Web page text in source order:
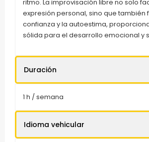
ritmo. La improvisación libre no solo
expresión personal, sino que también
confianza y la autoestima,
sólida para el desarrollo emocional y
Duración
1 h / semana
Idioma vehicular